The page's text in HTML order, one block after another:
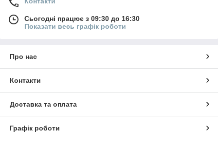
Сьогодні працює з 09:30 до 16:30
Показати весь графік роботи
Про нас
Контакти
Доставка та оплата
Графік роботи